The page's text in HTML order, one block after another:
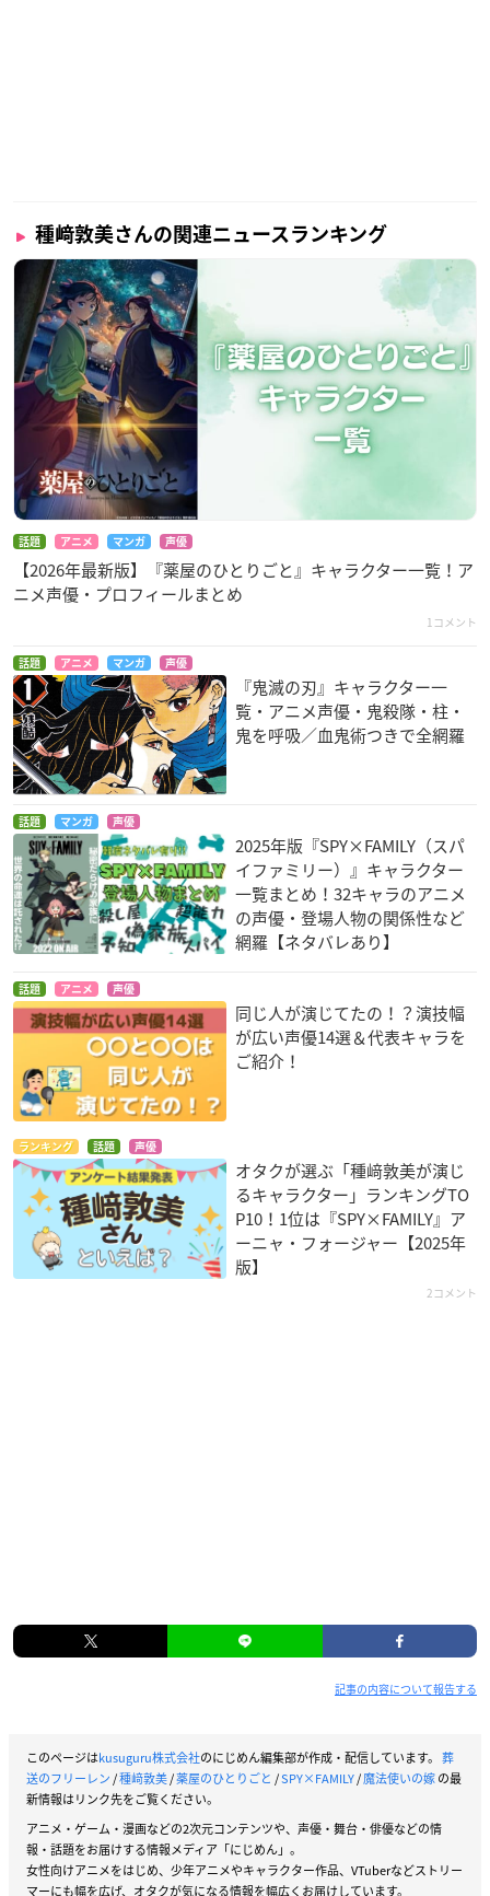
調査期間：2025年9月13日（土）～9月19日（金）
有効投票数：1233票
種﨑敦美さんの関連ニュースランキング
話題 アニメ マンガ 声優
【2026年最新版】『薬屋のひとりごと』キャラクター一覧！ア
ニメ声優・プロフィールまとめ
1コメント
話題 アニメ マンガ 声優
『鬼滅の刃』キャラクター一
覧・アニメ声優・鬼殺隊・柱・
鬼を呼吸／血鬼術つきで全網羅
話題 マンガ 声優
2025年版『SPY×FAMILY（スパ
イファミリー）』キャラクター
一覧まとめ！32キャラのアニメ
の声優・登場人物の関係性など
網羅【ネタバレあり】
話題 アニメ 声優
同じ人が演じてたの！？演技幅
が広い声優14選＆代表キャラを
ご紹介！
ランキング 話題 声優
オタクが選ぶ「種﨑敦美が演じ
るキャラクター」ランキングTO
P10！1位は『SPY×FAMILY』ア
ーニャ・フォージャー【2025年
版】
2コメント
記事の内容について報告する
このページはkusuguru株式会社のにじめん編集部が作成・配信しています。 葬
送のフリーレン/種﨑敦美/薬屋のひとりごと /SPY×FAMILY/魔法使いの嫁の最
新情報はリンク先をご覧ください。
アニメ・ゲーム・漫画などの2次元コンテンツや、声優・舞台・俳優などの情
報・話題をお届けする情報メディア「にじめん」。
女性向けアニメをはじめ、少年アニメやキャラクター作品、VTuberなどストリー
マーにも幅を広げ、オタクが気になる情報を幅広くお届けしています。